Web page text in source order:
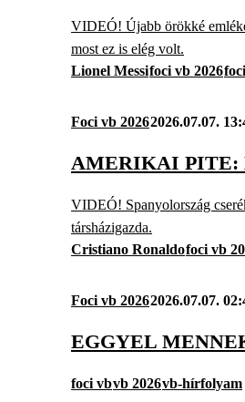
VIDEÓ! Újabb örökké
most ez is elég volt.
Lionel Messifoci vb 2026
Foci vb 20262026.07.07.
AMERIKAI PITE:
VIDEÓ! Spanyolország
társházigazda.
Cristiano Ronaldofoci vb
Foci vb 20262026.07.07.
EGGYEL
foci vbvb 2026vb-hírfolyam